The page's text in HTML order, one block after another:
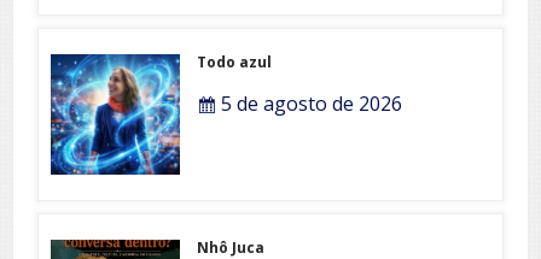
Todo azul
5 de agosto de 2026
Nhô Juca